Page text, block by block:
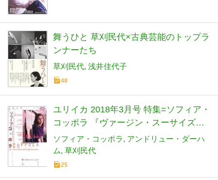
舞うひと 草刈民代×古典芸能のトップラ
ンナーたち
草刈民代 浅井佳代子
48
ユリイカ 2018年3月号 特集=ソフィア・
コッポラ 『ヴァージン・スーサイズ』
から『ロスト・イン・トランスレーシ
ョン』『マリー・アントワネット』、
そして『The Beguiled/ビガイルド 欲望
のめざめ』・・・豪奢と洗練の映画
ソフィア・コッポラ
アンドリュー・ダーハ
ム 草刈民代
25